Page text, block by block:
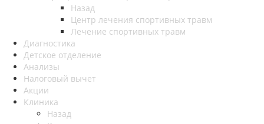
Назад
Центр лечения спортивных травм
Лечение спортивных травм
Диагностика
Детское отделение
Анализы
Налоговый вычет
Акции
Клиника
Назад